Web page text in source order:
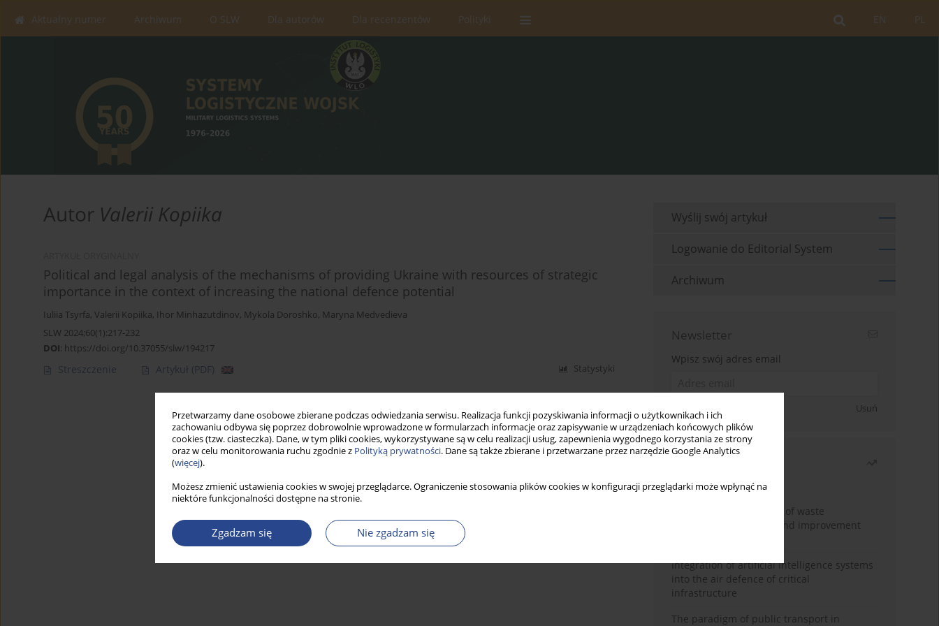
Przetwarzamy dane osobowe zbierane podczas odwiedzania serwisu. Realizacja funkcji pozyskiwania informacji o użytkownikach i ich
zachowaniu odbywa się poprzez dobrowolnie wprowadzone w formularzach informacje oraz zapisywanie w urządzeniach końcowych plików
cookies (tzw. ciasteczka). Dane, w tym pliki cookies, wykorzystywane są w celu realizacji usług, zapewnienia wygodnego korzystania ze strony
oraz w celu monitorowania ruchu zgodnie z Polityką prywatności. Dane są także zbierane i przetwarzane przez narzędzie Google Analytics
(więcej).
Możesz zmienić ustawienia cookies w swojej przeglądarce. Ograniczenie stosowania plików cookies w konfiguracji przeglądarki może wpłynąć na
niektóre funkcjonalności dostępne na stronie.
Zgadzam się Nie zgadzam się
PL
EN
Aktualny numer Archiwum O SLW Dla autorów Dla recenzentów Polityki
Autor Valerii Kopiika
Political and legal analysis of the mechanisms of providing Ukraine with resources of strategic
importance in the context of increasing the national defence potential
Iuliia Tsyrfa, Valerii Kopiika, Ihor Minhazutdinov, Mykola Doroshko, Maryna Medvedieva
SLW 2024;60(1):217-232
DOI: https://doi.org/10.37055/slw/194217
Streszczenie Artykuł (PDF) Statystyki
Wyślij swój artykuł
Logowanie do Editorial System
Archiwum
Newsletter
Wpisz swój adres email
Usuń
Miesiąc
Rok
Analysis and evaluation of waste
management logistics and improvement
Integration of artificial intelligence systems
into the air defence of critical
infrastructure
The paradigm of public transport in